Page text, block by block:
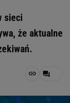
sieci
że aktualne